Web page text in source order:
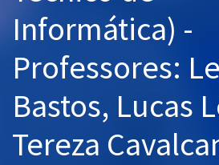
Atendimento
Informática) -
Professores:
Bastos, Lucas
Tereza